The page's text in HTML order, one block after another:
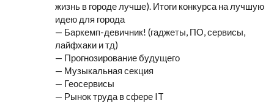
жизнь в городе лучше). Итоги конкурса на лучшую
идею для города
— Баркемп-девичник! (гаджеты, ПО, сервисы,
лайфхаки и тд)
— Прогнозирование будущего
— Музыкальная секция
— Геосервисы
— Рынок труда в сфере IT